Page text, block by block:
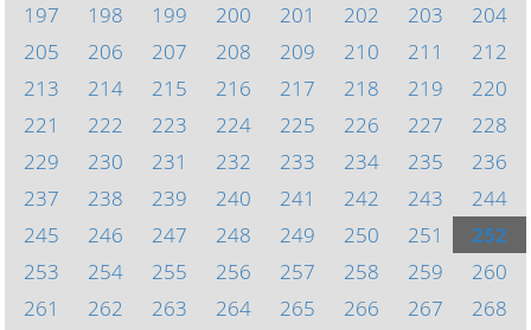
197
198 199 200 201 202 203
204
205
206 207 208 209 210 211
212
213
214 215 216 217 218 219
220
221
222 223 224 225 226 227
228
229
230 231 232 233 234 235
236
237
238 239 240 241 242 243
244
245
246 247 248 249 250 251
252
253
254 255 256 257 258 259
260
261
262 263 264 265 266 267
268